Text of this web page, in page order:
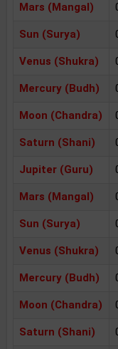
Mars (Mangal)
Sun (Surya)
Venus (Shukra)
Mercury (Budh)
Moon (Chandra)
Saturn (Shani)
Jupiter (Guru)
Mars (Mangal)
Sun (Surya)
Venus (Shukra)
Mercury (Budh)
Moon (Chandra)
Saturn (Shani)